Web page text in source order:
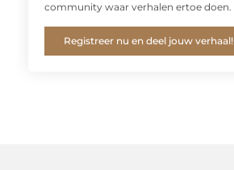
community waar verhalen ertoe doen.
Registreer nu en deel jouw verhaal!